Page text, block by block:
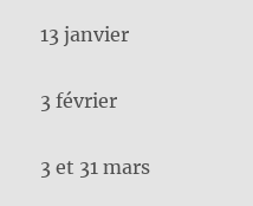
13 janvier
3 février
3 et 31 mars